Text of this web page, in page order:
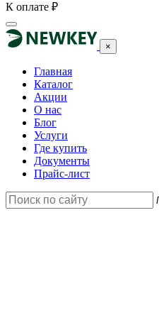
К оплате ₽
×
Главная
Каталог
Акции
О нас
Блог
Услуги
Где купить
Документы
Прайс-лист